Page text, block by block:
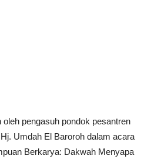
pengasuh pondok pesantren
Umdah El Baroroh dalam acara
Berkarya: Dakwah Menyapa